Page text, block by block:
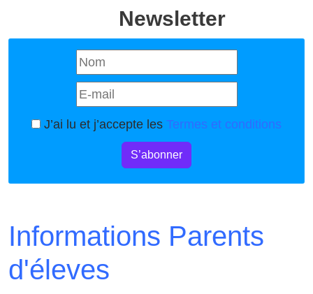
Newsletter
J’ai lu et j’accepte les Termes et conditions
S’abonner
Informations Parents
d'éleves